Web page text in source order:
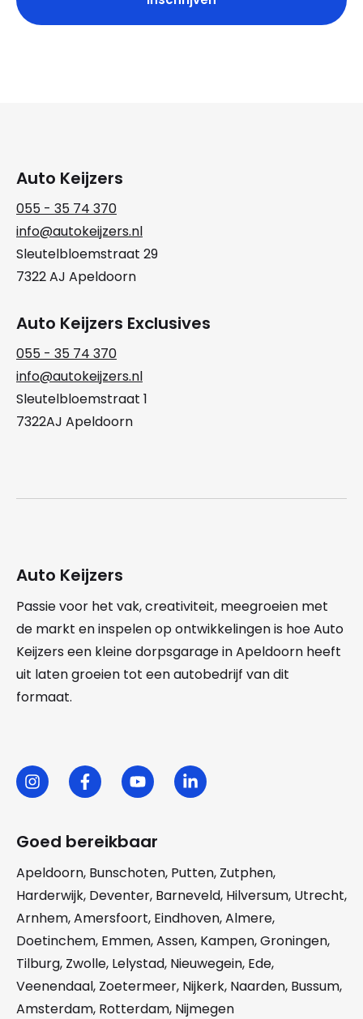
Auto Keijzers
055 - 35 74 370
info@autokeijzers.nl
Sleutelbloemstraat 29
7322 AJ Apeldoorn
Auto Keijzers Exclusives
055 - 35 74 370
info@autokeijzers.nl
Sleutelbloemstraat 1
7322AJ Apeldoorn
Auto Keijzers
Passie voor het vak, creativiteit, meegroeien met
de markt en inspelen op ontwikkelingen is hoe Auto
Keijzers een kleine dorpsgarage in Apeldoorn heeft
uit laten groeien tot een autobedrijf van dit
formaat.
Goed bereikbaar
Apeldoorn, Bunschoten, Putten, Zutphen,
Harderwijk, Deventer, Barneveld, Hilversum, Utrecht,
Arnhem,Amersfoort, Eindhoven,Almere,
Doetinchem, Emmen,Assen, Kampen,Groningen,
Tilburg, Zwolle, Lelystad, Nieuwegein, Ede,
Veenendaal, Zoetermeer, Nijkerk, Naarden, Bussum,
Amsterdam, Rotterdam, Nijmegen